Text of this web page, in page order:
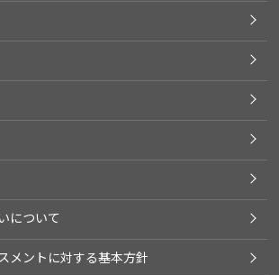
について
メントに対する基本方針